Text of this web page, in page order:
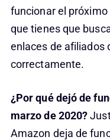
funcionar el próximo
que tienes que
enlaces de afiliados
correctamente.
¿Por qué dejó de
marzo de 2020?
Amazon deja de